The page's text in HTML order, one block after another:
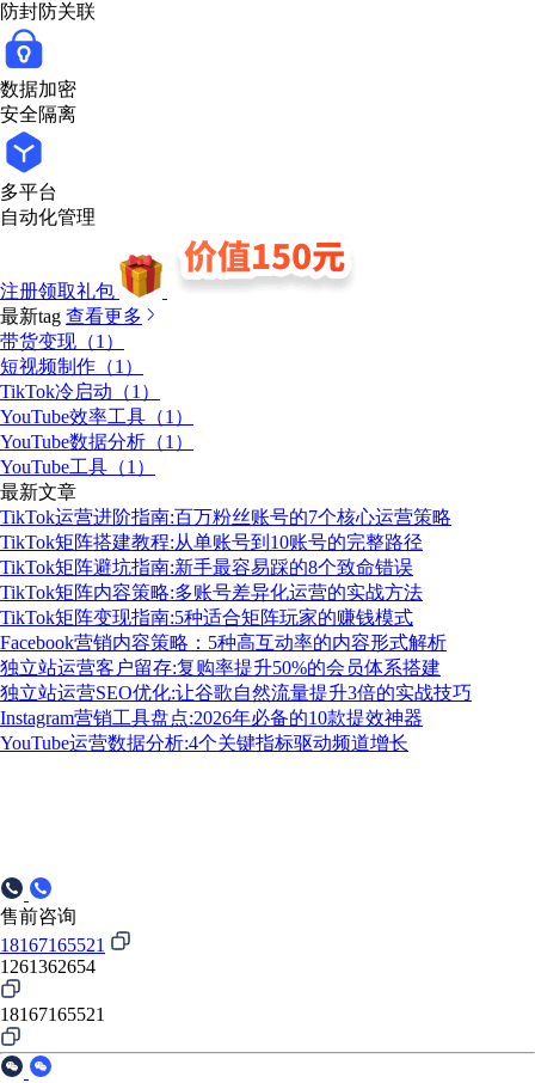
防封防关联
数据加密
安全隔离
多平台
自动化管理
注册领取礼包
最新tag 查看更多
带货变现（1）
短视频制作（1）
TikTok冷启动（1）
YouTube效率工具（1）
YouTube数据分析（1）
YouTube工具（1）
最新文章
TikTok运营进阶指南:百万粉丝账号的7个核心运营策略
TikTok矩阵搭建教程:从单账号到10账号的完整路径
TikTok矩阵避坑指南:新手最容易踩的8个致命错误
TikTok矩阵内容策略:多账号差异化运营的实战方法
TikTok矩阵变现指南:5种适合矩阵玩家的赚钱模式
Facebook营销内容策略：5种高互动率的内容形式解析
独立站运营客户留存:复购率提升50%的会员体系搭建
独立站运营SEO优化:让谷歌自然流量提升3倍的实战技巧
Instagram营销工具盘点:2026年必备的10款提效神器
YouTube运营数据分析:4个关键指标驱动频道增长
售前咨询
18167165521
1261362654
18167165521